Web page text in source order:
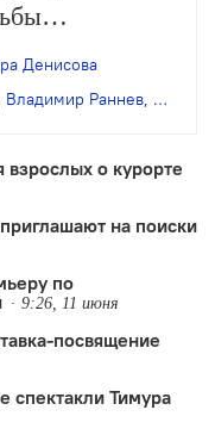
N’Caged.
Денисова
Владимир Раннев,
взрослых о курорте
на поиски
по
9:26, 11 июня
посвящение
спектакли Тимура